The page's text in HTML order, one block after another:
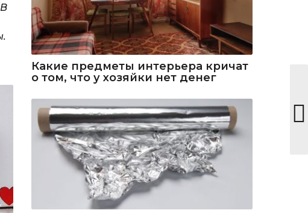
Какие предметы интерьера кричат
о том, что у хозяйки нет денег